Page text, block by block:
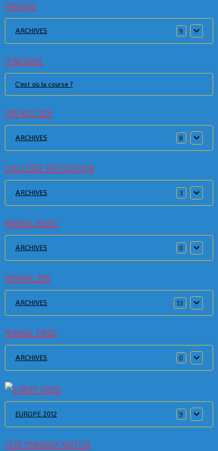
PRATIQUE
ARCHIVES 9
ITINERAIRE
C'est où la course ?
EMG NICE 2015
ARCHIVES 8
CHALLENGE PARTICIPATION
ARCHIVES 3
MONDIAL ROUTE
ARCHIVES 0
MONDIAL 2016
ARCHIVES 13
MONDIAL CROSS
ARCHIVES 0
EUROPE 2012 9
JEUX MONDIAUX MASTERS